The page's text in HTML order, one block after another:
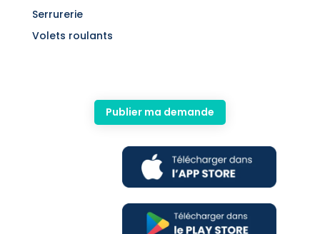
Serrurerie
Volets roulants
Publier ma demande